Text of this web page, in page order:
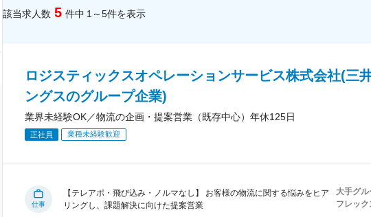
該当求人数 5 件中 1～5件を表示
ロジスティックスオペレーションサービス株式会社(三
ングスのグループ企業)
業界未経験OK／物流の企画・提案営業（既存中心）年休125日
正社員 業種未経験歓迎
仕事
【テレアポ・飛び込み・ノルマなし】 お客様の物流に関する悩みをヒア
リングし、課題解決に向けた提案営業
大手グ
フレッ